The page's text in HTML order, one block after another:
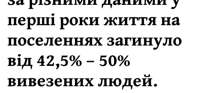
перші роки життя на
поселеннях загинуло
від 42,5% – 50%
вивезених людей.